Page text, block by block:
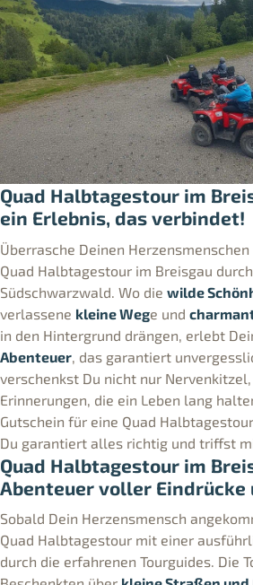
Quad Halbtagestour im
ein Erlebnis, das verbindet!
Überrasche Deinen
Quad Halbtagestour im Breisgau
Südschwarzwald. Wo die wilde
verlassene kleine Wege und
in den Hintergrund drängen, erlebt
Abenteuer , das garantiert
verschenkst Du nicht nur
Erinnerungen, die ein Leben lang
Gutschein für eine Quad
Du garantiert alles richtig und triffst
Quad Halbtagestour im
Abenteuer voller Eindrücke
Sobald Dein Herzensmensch
Quad Halbtagestour mit einer
durch die erfahrenen Tourguides. Die